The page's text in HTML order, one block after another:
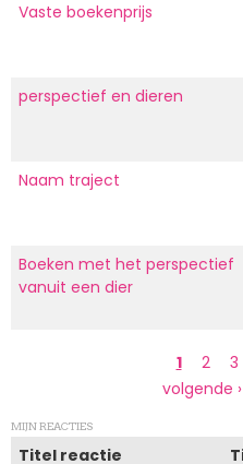
Vaste boekenprijs
perspectief en dieren
Naam traject
Boeken met het perspectief
vanuit een dier
Huidige
pagina
1 Page
2 3
Volgende
volgende ›
MIJN REACTIES
Titel reactie